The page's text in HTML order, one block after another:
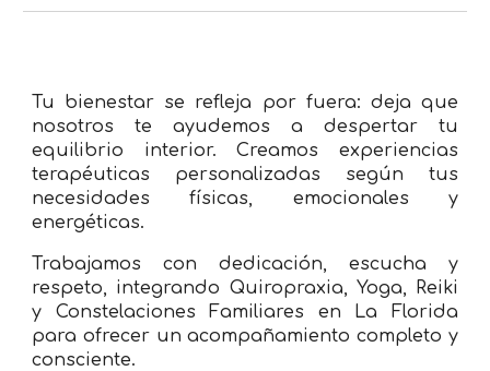
Tu bienestar se refleja por fuera: deja que
nosotros te ayudemos a despertar tu
equilibrio interior. Creamos experiencias
terapéuticas personalizadas según tus
necesidades físicas, emocionales y
energéticas.
Trabajamos con dedicación, escucha y
respeto, integrando Quiropraxia, Yoga, Reiki
y Constelaciones Familiares en La Florida
para ofrecer un acompañamiento completo y
consciente.